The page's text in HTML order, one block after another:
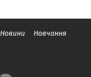
Новини Навчання